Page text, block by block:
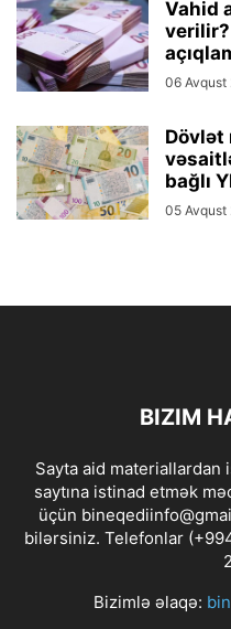
Vahid
06 Avqust
Dövlət
bağlı
05 Avqust
BIZIM
Sayta aid
saytına istinad etmək
üçün
bilərsiniz. Telefonlar
Bizimlə əlaqə: